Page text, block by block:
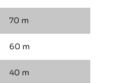
70 m
60 m
40 m